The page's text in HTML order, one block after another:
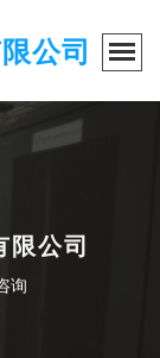
公司
限公司
询